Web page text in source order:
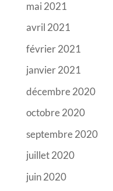
mai 2021
avril 2021
février 2021
janvier 2021
décembre 2020
octobre 2020
septembre 2020
juillet 2020
juin 2020